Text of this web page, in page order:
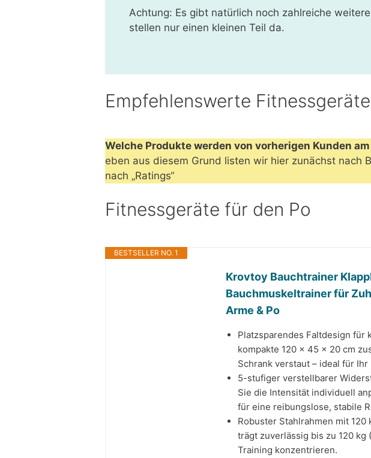
Achtung: Es gibt natürlich noch zahlreiche
stellen nur einen kleinen Teil da.
Empfehlenswerte
Welche Produkte werden von vorherigen Kunden
eben aus diesem Grund listen wir hier zunächst nach
nach „Ratings“
Fitnessgeräte für den Po
BESTSELLER NO. 1
Krovtoy Bauchtrainer
Bauchmuskeltrainer für
Arme & Po
Platzsparendes Faltdesign für
kompakte 120 x 45 x 20 cm
Schrank verstaut – ideal für Ihr
5-stufiger verstellbarer
Sie die Intensität individuell
für eine reibungslose, stabile
Robuster Stahlrahmen mit
trägt zuverlässig bis zu 120 kg
Training konzentrieren.